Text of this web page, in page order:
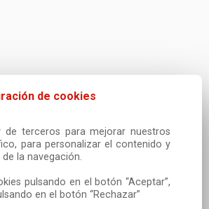
de cookies
de terceros para mejorar nuestros
para personalizar el contenido y
la navegación.
pulsando en el botón “Aceptar”,
en el botón “Rechazar”